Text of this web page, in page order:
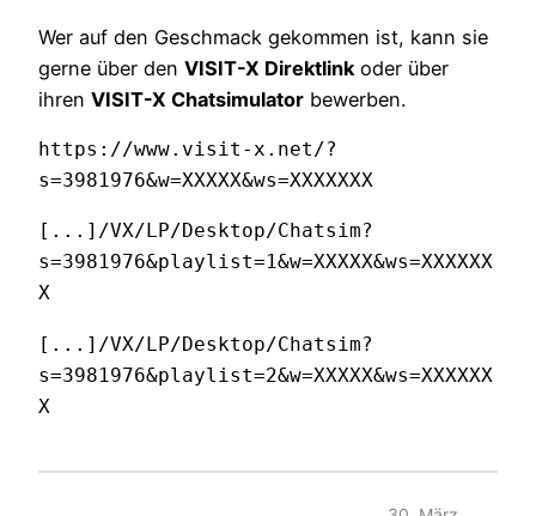
Wer auf den Geschmack gekommen ist, kann sie
gerne über den VISIT-X Direktlink oder über
ihren VISIT-X Chatsimulator bewerben.
https://www.visit-x.net/?
s=3981976&w=XXXXX&ws=XXXXXXX
[...]/VX/LP/Desktop/Chatsim?
s=3981976&playlist=1&w=XXXXX&ws=XXXXXX
X
[...]/VX/LP/Desktop/Chatsim?
s=3981976&playlist=2&w=XXXXX&ws=XXXXXX
X